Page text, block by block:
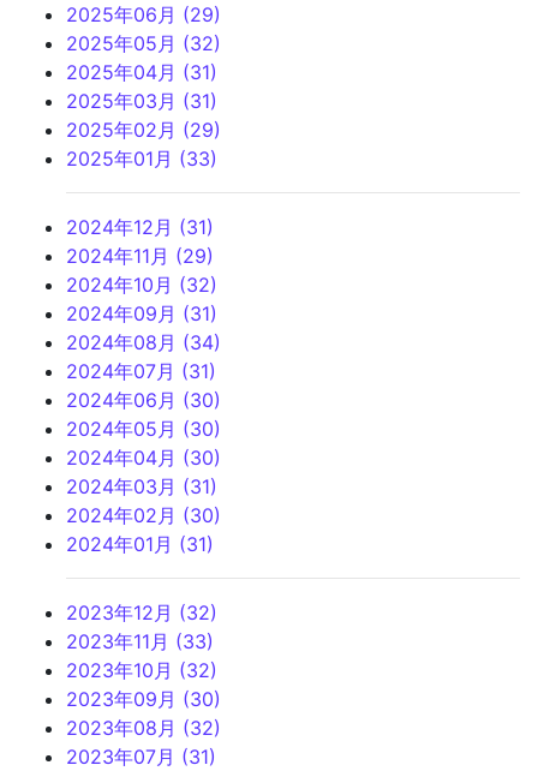
2025年06月 (29)
2025年05月 (32)
2025年04月 (31)
2025年03月 (31)
2025年02月 (29)
2025年01月 (33)
2024年12月 (31)
2024年11月 (29)
2024年10月 (32)
2024年09月 (31)
2024年08月 (34)
2024年07月 (31)
2024年06月 (30)
2024年05月 (30)
2024年04月 (30)
2024年03月 (31)
2024年02月 (30)
2024年01月 (31)
2023年12月 (32)
2023年11月 (33)
2023年10月 (32)
2023年09月 (30)
2023年08月 (32)
2023年07月 (31)